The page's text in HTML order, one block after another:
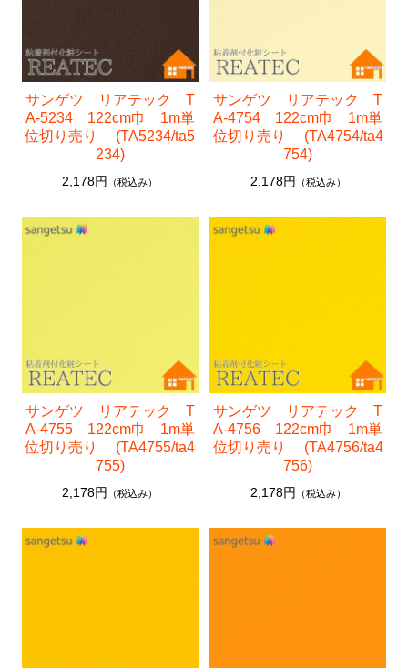
サンゲツ リアテック T
A-5234 122cm巾 1m単
位切り売り (TA5234/ta5
234)
2,178円 （税込み）
サンゲツ リアテック T
A-4754 122cm巾 1m単
位切り売り (TA4754/ta4
754)
2,178円 （税込み）
サンゲツ リアテック T
A-4755 122cm巾 1m単
位切り売り (TA4755/ta4
755)
2,178円 （税込み）
サンゲツ リアテック T
A-4756 122cm巾 1m単
位切り売り (TA4756/ta4
756)
2,178円 （税込み）